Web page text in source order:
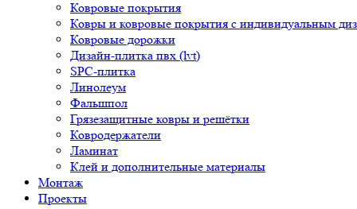
Ковровые покрытия
Ковры и ковровые покрытия с индивидуальным
Ковровые дорожки
Дизайн-плитка пвх (lvt)
SPC-плитка
Линолеум
Фальшпол
Грязезащитные ковры и решётки
Ковродержатели
Ламинат
Клей и дополнительные материалы
Монтаж
Проекты